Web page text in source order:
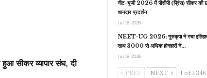
हुआ सीकर व्यापार संघ, दी
नीट-यूजी 2026 में पीसीपी (प्रिंस) सीकर की
शानदार प्रदर्शन
Jul 18, 2026
NEET-UG 2026: गुरुकृपा ने रचा
साथ 3000 से अधिक होनहारों ने…
Jul 18, 2026
PREV NEXT 1 of 1,346